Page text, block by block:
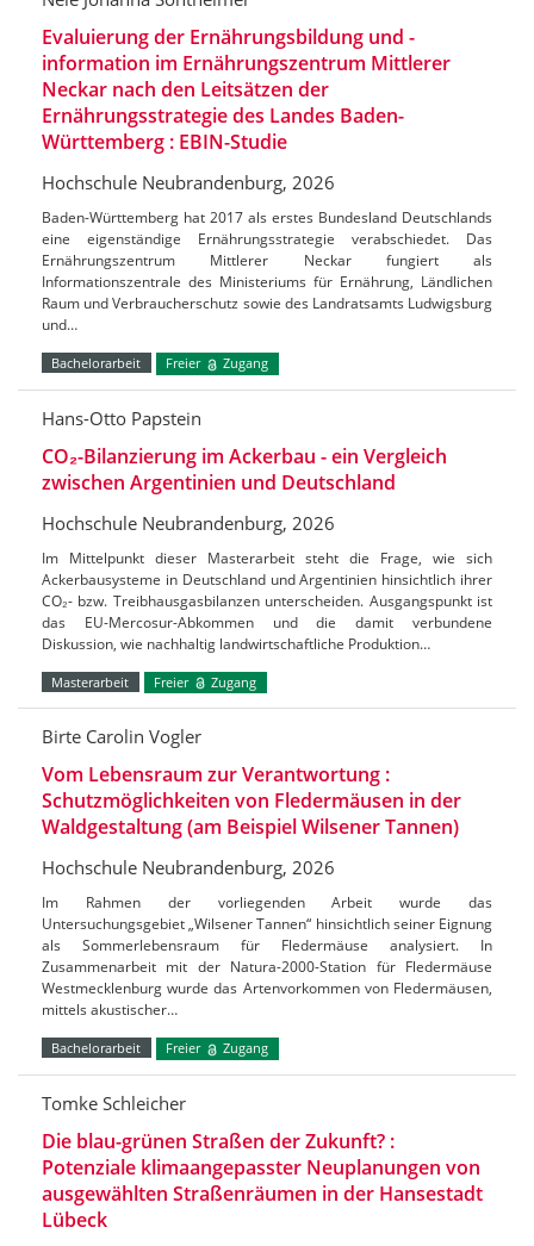
Evaluierung der Ernährungsbildung und -
information im Ernährungszentrum Mittlerer
Neckar nach den Leitsätzen der
Ernährungsstrategie des Landes Baden-
Württemberg : EBIN-Studie
Hochschule Neubrandenburg, 2026
Baden-Württemberg hat 2017 als erstes Bundesland Deutschlands
eine eigenständige Ernährungsstrategie verabschiedet. Das
Ernährungszentrum Mittlerer Neckar fungiert als
Informationszentrale des Ministeriums für Ernährung, Ländlichen
Raum und Verbraucherschutz sowie des Landratsamts Ludwigsburg
und…
Bachelorarbeit Freier Zugang
Hans-Otto Papstein
CO₂-Bilanzierung im Ackerbau - ein Vergleich
zwischen Argentinien und Deutschland
Hochschule Neubrandenburg, 2026
Im Mittelpunkt dieser Masterarbeit steht die Frage, wie sich
Ackerbausysteme in Deutschland und Argentinien hinsichtlich ihrer
CO₂- bzw. Treibhausgasbilanzen unterscheiden. Ausgangspunkt ist
das EU-Mercosur-Abkommen und die damit verbundene
Diskussion, wie nachhaltig landwirtschaftliche Produktion…
Masterarbeit Freier Zugang
Birte Carolin Vogler
Vom Lebensraum zur Verantwortung :
Schutzmöglichkeiten von Fledermäusen in der
Waldgestaltung (am Beispiel Wilsener Tannen)
Hochschule Neubrandenburg, 2026
Im Rahmen der vorliegenden Arbeit wurde das
Untersuchungsgebiet „Wilsener Tannen“ hinsichtlich seiner Eignung
als Sommerlebensraum für Fledermäuse analysiert. In
Zusammenarbeit mit der Natura-2000-Station für Fledermäuse
Westmecklenburg wurde das Artenvorkommen von Fledermäusen,
mittels akustischer…
Bachelorarbeit Freier Zugang
Tomke Schleicher
Die blau-grünen Straßen der Zukunft? :
Potenziale klimaangepasster Neuplanungen von
ausgewählten Straßenräumen in der Hansestadt
Lübeck